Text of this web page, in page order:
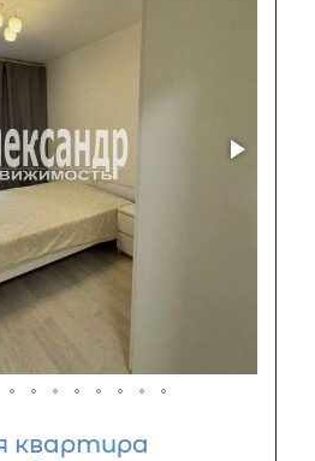
квартира